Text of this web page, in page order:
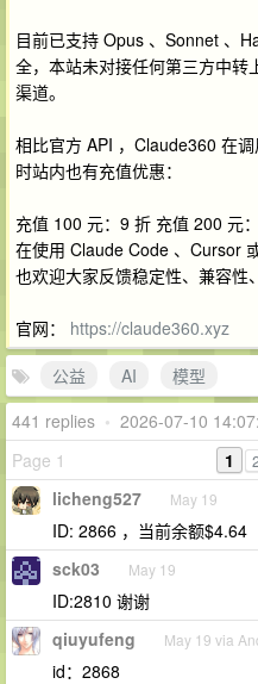
目前已支持 Opus 、Sonnet 、
全，本站未对接任何第三方中转
渠道。
相比官方 API ，Claude360 在
时站内也有充值优惠：
充值 100 元：9 折 充值 200 元
在使用 Claude Code 、Cursor
也欢迎大家反馈稳定性、兼容性
官网： https://claude360.xyz
公益
AI
模型
441 replies • 2026-07-10
Page 1
1
licheng527 May 19
ID: 2866 ，当前余额$4.64
sck03 May 19
ID:2810 谢谢
qiuyufeng May 19 via
id：2868